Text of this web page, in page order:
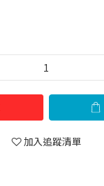
加入追蹤清單